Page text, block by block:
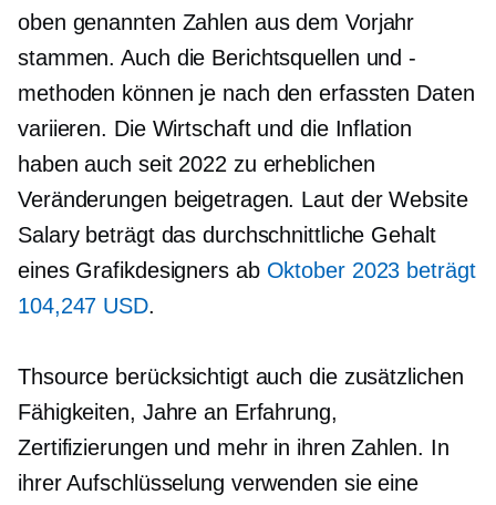
oben genannten Zahlen aus dem Vorjahr
stammen. Auch die Berichtsquellen und -
methoden können je nach den erfassten Daten
variieren. Die Wirtschaft und die Inflation
haben auch seit 2022 zu erheblichen
Veränderungen beigetragen. Laut der Website
Salary beträgt das durchschnittliche Gehalt
eines Grafikdesigners ab Oktober 2023 beträgt
104,247 USD.
Thsource berücksichtigt auch die zusätzlichen
Fähigkeiten, Jahre an Erfahrung,
Zertifizierungen und mehr in ihren Zahlen. In
ihrer Aufschlüsselung verwenden sie eine